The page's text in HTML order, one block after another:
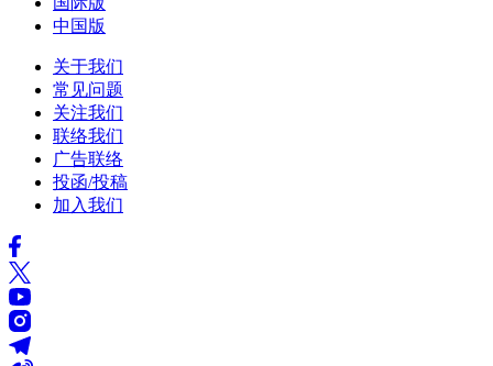
中国版
关于我们
常见问题
关注我们
联络我们
广告联络
投函/投稿
加入我们